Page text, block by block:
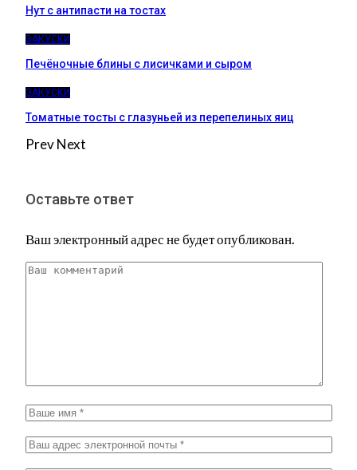
Нут с антипасти на тостах
ЗАКУСКИ
Печёночные блины с лисичками и сыром
ЗАКУСКИ
Томатные тосты с глазуньей из перепелиных яиц
PrevNext
Оставьте ответ
Ваш электронный адрес не будет опубликован.